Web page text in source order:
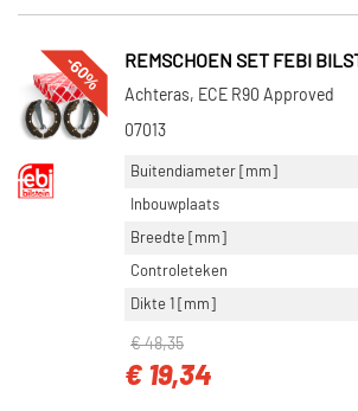
-60% REMSCHOEN SET FEBI
Achteras, ECE R90 Approved
07013
Buitendiameter [mm]
Inbouwplaats
Breedte [mm]
Controleteken
Dikte 1 [mm]
€ 48,35
€ 19,34